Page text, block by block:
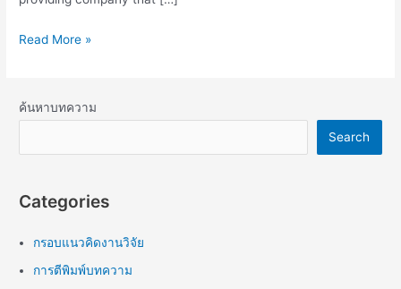
Read More »
ค้นหาบทความ
Search
Categories
กรอบแนวคิดงานวิจัย
การตีพิมพ์บทความ